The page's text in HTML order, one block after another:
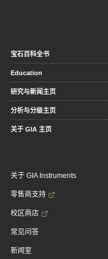
宝石百科全书
Education
研究与新闻主页
分析与分级主页
关于 GIA 主页
关于 GIA Instruments
零售商支持
校区商店
常见问答
新闻室